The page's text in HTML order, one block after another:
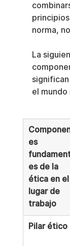
norma,
La
el mundo
es
es de la
ética en el
lugar de
trabajo
Pilar ético